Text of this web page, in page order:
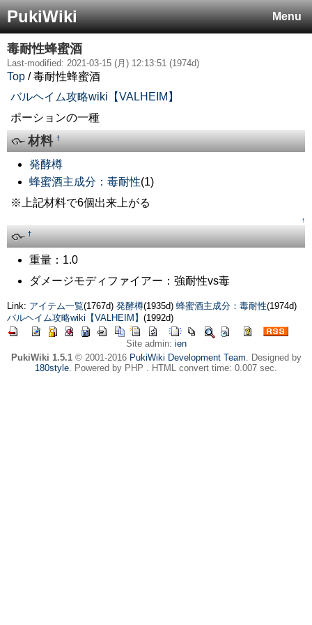
Menu
PukiWiki
毒耐性蜂蜜酒
Last-modified: 2021-03-15 (月) 12:13:51 (1974d)
Top / 毒耐性蜂蜜酒
バルヘイム攻略wiki【VALHEIM】
ポーションの一種
材料†
発酵樽
蜂蜜酒主成分：毒耐性(1)
※上記材料で6個出来上がる
↑
†
重量：1.0
ダメージモディファイアー：強耐性vs毒
Link: アイテム一覧(1767d) 発酵樽(1935d) 蜂蜜酒主成分：毒耐性(1974d)
バルヘイム攻略wiki【VALHEIM】 (1992d)
Site admin: ien
PukiWiki 1.5.1© 2001-2016 PukiWiki Development Team. Designed by
180style. Powered by PHP . HTML convert time: 0.007 sec.